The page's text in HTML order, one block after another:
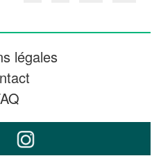
légales